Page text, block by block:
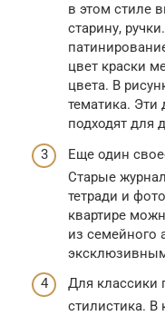
в этом стиле
старину,
цвет краски
цвета. В
тематика. Эти
подходят для
Еще один
Старые
тетради и
квартире
из семейного
Для классики
стилистика. В